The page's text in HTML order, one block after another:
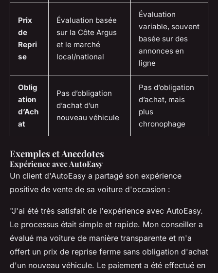
Prix
de
Repri
se
Évaluation basée
sur la Côte Argus
et le marché
local/national
Évaluation
variable, souvent
basée sur des
annonces en
ligne
Oblig
ation
d’Ach
at
Pas d’obligation
d’achat d’un
nouveau véhicule
Pas d’obligation
d’achat, mais
plus
chronophage
Exemples et Anecdotes
Expérience avec AutoEasy
Un client d'AutoEasy a partagé son expérience
positive de vente de sa voiture d'occasion :
"J'ai été très satisfait de l'expérience avec AutoEasy.
Le processus était simple et rapide. Mon conseiller a
évalué ma voiture de manière transparente et m'a
offert un prix de reprise ferme sans obligation d'achat
d'un nouveau véhicule. Le paiement a été effectué en